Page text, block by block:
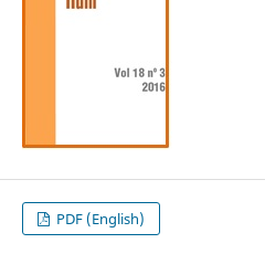
PDF (English)